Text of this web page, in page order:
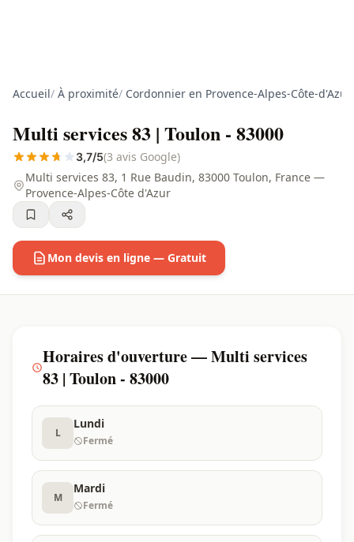
Accueil/ À proximité/ Cordonnier en Provence-Alpes-Côte-d'Azur
Multi services 83 | Toulon - 83000
3,7/5(3 avis Google)
Multi services 83, 1 Rue Baudin, 83000 Toulon, France —
Provence-Alpes-Côte d'Azur
Mon devis en ligne — Gratuit
Horaires d'ouverture — Multi services
83 | Toulon - 83000
L
Lundi
Fermé
M
Mardi
Fermé